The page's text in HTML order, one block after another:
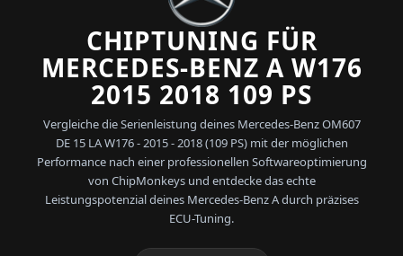
CHIPTUNING FÜR
MERCEDES-BENZ A W176
2015 2018 109 PS
Vergleiche die Serienleistung deines Mercedes-Benz OM607
DE 15 LA W176 - 2015 - 2018 (109 PS) mit der möglichen
Performance nach einer professionellen Softwareoptimierung
von ChipMonkeys und entdecke das echte
Leistungspotenzial deines Mercedes-Benz A durch präzises
ECU-Tuning.